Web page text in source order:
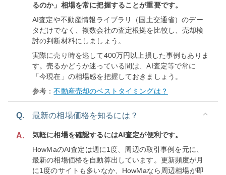
るのか」相場を常に把握することが重要です。
AI査定や不動産情報ライブラリ（国土交通省）のデー
タだけでなく、複数会社の査定根拠を比較し、売却検
討の判断材料にしましょう。
実際に売り時を逃して400万円以上損した事例もありま
す。売るかどうか迷っている間は、AI査定等で常に
「今現在」の相場感を把握しておきましょう。
参考：不動産売却のベストタイミングは？
Q. 最新の相場価格を知るには？
A.
気軽に相場を確認するにはAI査定が便利です。
HowMaのAI査定は週に1度、周辺の取引事例を元に、
最新の相場価格を自動算出しています。更新頻度が月
に1度のサイトも多いなか、HowMaなら周辺相場が即